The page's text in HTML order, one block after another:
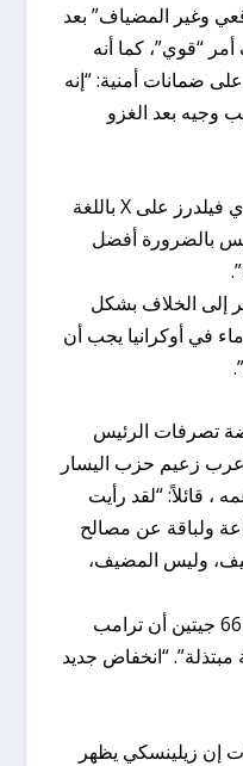
وغير المضياف” بعد
“قوي”، كما أنه
ضمانات أمنية: “إنه
وجيه بعد الغزو
يكتب زعيم حزب الحرية الهولندي فيلدرز على X باللغة
ليس بالضرورة أفضل
إلى الخلاف بشكل
في أوكرانيا يجب أن
تصرفات الرئيس
زعيم حزب اليسار
، قائلاً: “لقد رأيت
ولباقة عن مصالح
وليس المضيف،
يعتقد زعيم الحزب الديمقراطي 66 جيتين أن ترامب
“انخفاض جديد
إن زيلينسكي يظهر